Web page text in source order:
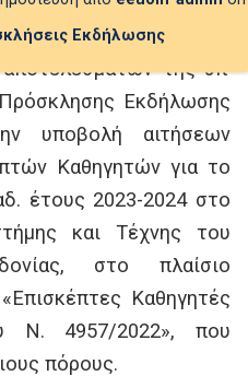
Εκδήλωσης
της υπ’
Εκδήλωσης
υποβολή αιτήσεων
Καθηγητών για το
έτους 2023-2024 στο
και Τέχνης του
στο πλαίσιο
Καθηγητές
Ν. 4957/2022», που
πόρους.